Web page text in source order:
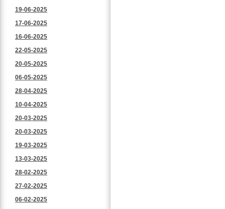
19-06-2025
17-06-2025
16-06-2025
22-05-2025
20-05-2025
06-05-2025
28-04-2025
10-04-2025
20-03-2025
20-03-2025
19-03-2025
13-03-2025
28-02-2025
27-02-2025
06-02-2025